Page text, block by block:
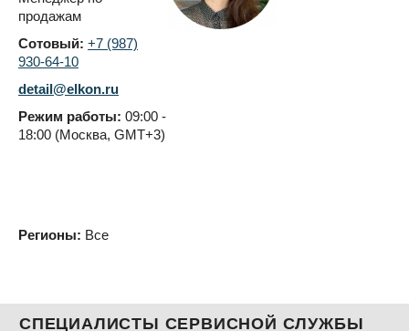
продажам
Сотовый: +7 (987)
930-64-10
detail@elkon.ru
Режим работы: 09:00 -
18:00 (Москва, GMT+3)
Регионы: Все
СПЕЦИАЛИСТЫ СЕРВИСНОЙ СЛУЖБЫ